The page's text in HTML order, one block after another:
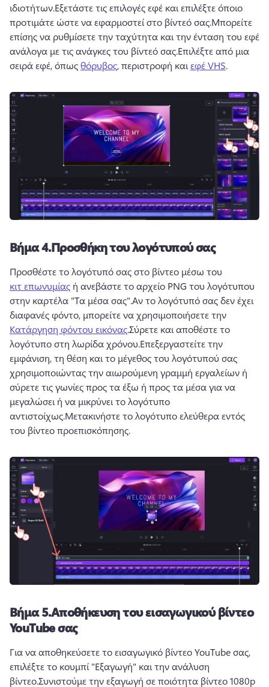
ιδιοτήτων.Εξετάστε τις επιλογές εφέ και επιλέξτε όποιο
προτιμάτε ώστε να εφαρμοστεί στο βίντεό σας.Μπορείτε
επίσης να ρυθμίσετε την ταχύτητα και την ένταση του εφέ
ανάλογα με τις ανάγκες του βίντεό σας.Επιλέξτε από μια
σειρά εφέ, όπως θόρυβος, περιστροφή και εφέ VHS.
Βήμα 4.Προσθήκη του λογότυπού σας
Προσθέστε το λογότυπό σας στο βίντεο μέσω του
κιτ επωνυμίας ή ανεβάστε το αρχείο PNG του λογότυπου
στην καρτέλα "Τα μέσα σας".Αν το λογότυπό σας δεν έχει
διαφανές φόντο, μπορείτε να χρησιμοποιήσετε την
Κατάργηση φόντου εικόνας.Σύρετε και αποθέστε το
λογότυπο στη λωρίδα χρόνου.Επεξεργαστείτε την
εμφάνιση, τη θέση και το μέγεθος του λογότυπού σας
χρησιμοποιώντας την αιωρούμενη γραμμή εργαλείων ή
σύρετε τις γωνίες προς τα έξω ή προς τα μέσα για να
μεγαλώσει ή να μικρύνει το λογότυπο
αντιστοίχως.Μετακινήστε το λογότυπο ελεύθερα εντός
του βίντεο προεπισκόπησης.
Βήμα 5.Αποθήκευση του εισαγωγικού βίντεο
YouTube σας
Για να αποθηκεύσετε το εισαγωγικό βίντεο YouTube σας,
επιλέξτε το κουμπί "Εξαγωγή" και την ανάλυση
βίντεο.Συνιστούμε την εξαγωγή σε ποιότητα βίντεο 1080p